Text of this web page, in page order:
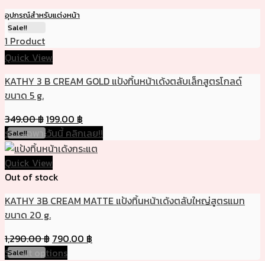
อุปกรณ์สำหรับแต่งหน้า
1 Product
Sale!!
Quick View
KATHY 3 B CREAM GOLD แป้งทิ้นหน้าเด้งตลับเล็กสูตรโกลด์
ขนาด 5 g.
349.00฿199.00 ฿
ราคาเฉพาะวันนี้ คลิกเลย!!
Sale!!
Quick View
Out of stock
KATHY 3B CREAM MATTE แป้งทิ้นหน้าเด้งตลับใหญ่สูตรแมท
ขนาด 20 g.
1,290.00฿ 790.00 ฿
Select options
Sale!!